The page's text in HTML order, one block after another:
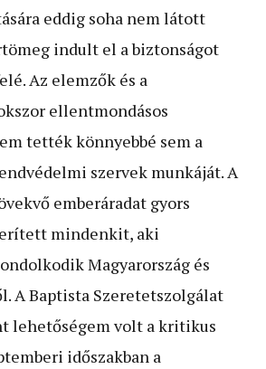
eddig soha nem látott
indult el a biztonságot
Az elemzők és a
ellentmondásos
tették könnyebbé sem a
szervek munkáját. A
emberáradat gyors
mindenkit, aki
Magyarország és
A Baptista Szeretetszolgálat
lehetőségem volt a kritikus
időszakban a